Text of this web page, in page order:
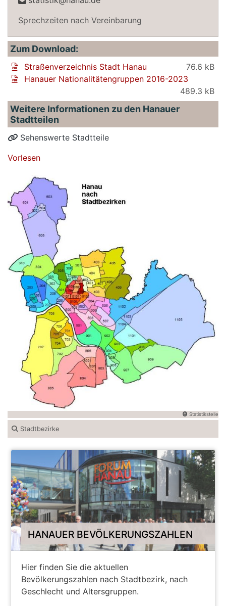
Vorlesen
Statistikstelle
Stadtbezirke
HANAUER BEVÖLKERUNGSZAHLEN
Hier finden Sie die aktuellen
Bevölkerungszahlen nach Stadtbezirk, nach
Geschlecht und Altersgruppen.
Sprechzeiten nach Vereinbarung
Zum Download:
Straßenverzeichnis Stadt Hanau
76.6 kB
Hanauer Nationalitätengruppen 2016-2023
489.3 kB
Weitere Informationen zu den Hanauer
Stadtteilen
Sehenswerte Stadtteile